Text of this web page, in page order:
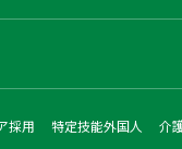
採用 特定技能外国人 介